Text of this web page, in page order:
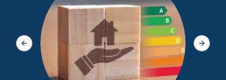
Slide précédente Slide